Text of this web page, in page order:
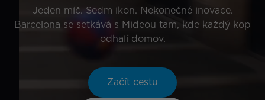
Jeden míč. Sedm ikon. Nekonečné inovace.
Barcelona se setkává s Mideou tam, kde každý kop
odhalí domov.
Začít cestu